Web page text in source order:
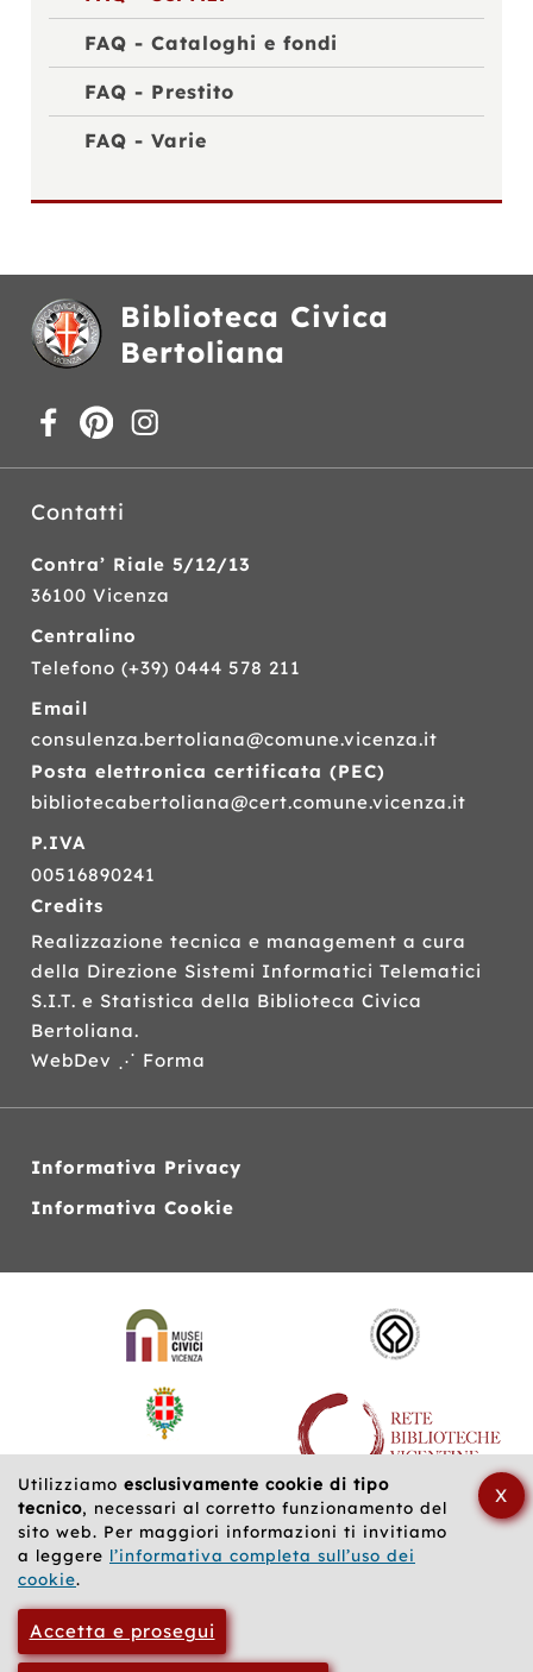
Utilizziamo esclusivamente cookie di tipo
tecnico, necessari al corretto funzionamento del
sito web. Per maggiori informazioni ti invitiamo
a leggere l’informativa completa sull’uso dei
cookie.
Accetta e prosegui
X
FAQ - Cataloghi e fondi
FAQ - Prestito
FAQ - Varie
Biblioteca Civica
Bertoliana
Contatti
Contra’ Riale 5/12/13
36100 Vicenza
Centralino
Telefono(+39) 0444 578 211
Email
consulenza.bertoliana@comune.vicenza.it
Posta elettronica certificata (PEC)
bibliotecabertoliana@cert.comune.vicenza.it
P.IVA
00516890241
Credits
Realizzazione tecnica e management a cura
della Direzione Sistemi Informatici Telematici
S.I.T. e Statistica della Biblioteca Civica
Bertoliana.
WebDev ⋰ Forma
Informativa Privacy
Informativa Cookie